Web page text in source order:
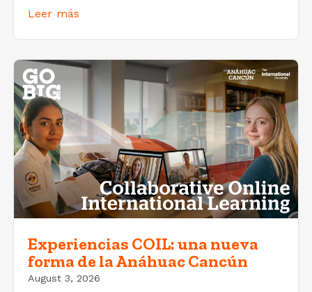
Leer más
Experiencias COIL: una nueva
forma de la Anáhuac Cancún
August 3, 2026